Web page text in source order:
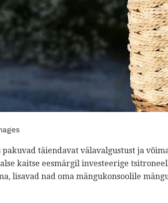
täiendavat välavalgustust ja
kaitse eesmärgil investeerige
lisavad nad oma mängukonsoolile